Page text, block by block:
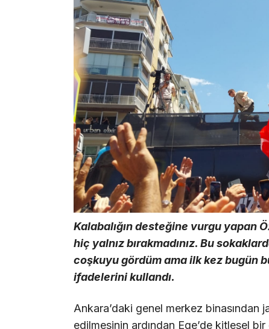
Kalabalığın desteğine vurgu yapan
hiç yalnız bırakmadınız. Bu
coşkuyu gördüm ama ilk kez bugün
ifadelerini kullandı.
Ankara’daki genel merkez
edilmesinin ardından Ege’de kitlesel